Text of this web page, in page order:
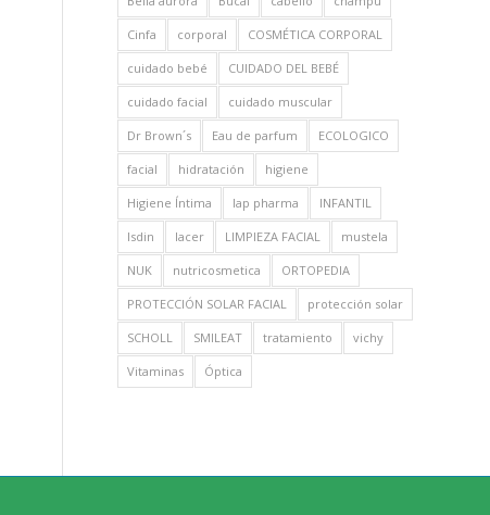
Cinfa corporal COSMÉTICA CORPORAL
cuidado bebé CUIDADO DEL BEBÉ
cuidado facial cuidado muscular
Dr Brown´s Eau de parfum ECOLOGICO
facial hidratación higiene
Higiene Íntima Iap pharma INFANTIL
Isdin lacer LIMPIEZA FACIAL mustela
NUK nutricosmetica ORTOPEDIA
PROTECCIÓN SOLAR FACIAL protección solar
SCHOLL SMILEAT tratamiento vichy
Vitaminas Óptica